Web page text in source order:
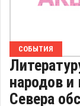
СОБЫТИЯ
народов
Севера